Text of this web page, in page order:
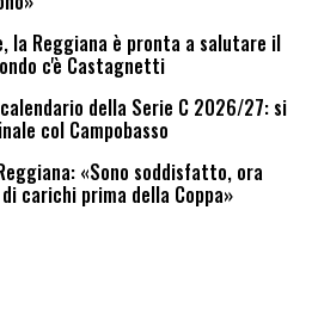
la Reggiana è pronta a salutare il
c'è Castagnetti
della Serie C 2026/27: si
col Campobasso
«Sono soddisfatto, ora
carichi prima della Coppa»